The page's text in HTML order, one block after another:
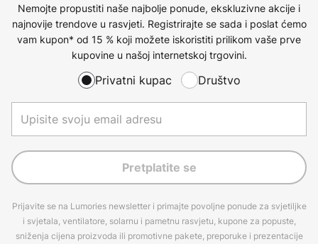
Nemojte propustiti naše najbolje ponude, ekskluzivne akcije i
najnovije trendove u rasvjeti. Registrirajte se sada i poslat ćemo
vam kupon* od 15 % koji možete iskoristiti prilikom vaše prve
kupovine u našoj internetskoj trgovini.
Privatni kupac Društvo
Pretplatite se
Prijavite se na Lumories newsletter i primajte povoljne ponude za svjetiljke
i svjetala, ventilatore, solarnu i pametnu rasvjetu, kupone za popuste,
sniženja cijena proizvoda ili promotivne pakete, preporuke i prezentacije